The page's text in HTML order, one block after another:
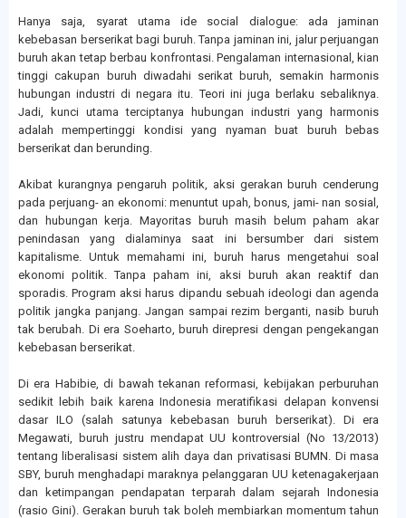
Hanya saja, syarat utama ide social dialogue: ada jaminan
kebebasan berserikat bagi buruh. Tanpa jaminan ini, jalur perjuangan
buruh akan tetap berbau konfrontasi. Pengalaman internasional, kian
tinggi cakupan buruh diwadahi serikat buruh, semakin harmonis
hubungan industri di negara itu. Teori ini juga berlaku sebaliknya.
Jadi, kunci utama terciptanya hubungan industri yang harmonis
adalah mempertinggi kondisi yang nyaman buat buruh bebas
berserikat dan berunding.
Akibat kurangnya pengaruh politik, aksi gerakan buruh cenderung
pada perjuang- an ekonomi: menuntut upah, bonus, jami- nan sosial,
dan hubungan kerja. Mayoritas buruh masih belum paham akar
penindasan yang dialaminya saat ini bersumber dari sistem
kapitalisme. Untuk memahami ini, buruh harus mengetahui soal
ekonomi politik. Tanpa paham ini, aksi buruh akan reaktif dan
sporadis. Program aksi harus dipandu sebuah ideologi dan agenda
politik jangka panjang. Jangan sampai rezim berganti, nasib buruh
tak berubah. Di era Soeharto, buruh direpresi dengan pengekangan
kebebasan berserikat.
Di era Habibie, di bawah tekanan reformasi, kebijakan perburuhan
sedikit lebih baik karena Indonesia meratifikasi delapan konvensi
dasar ILO (salah satunya kebebasan buruh berserikat). Di era
Megawati, buruh justru mendapat UU kontroversial (No 13/2013)
tentang liberalisasi sistem alih daya dan privatisasi BUMN. Di masa
SBY, buruh menghadapi maraknya pelanggaran UU ketenagakerjaan
dan ketimpangan pendapatan terparah dalam sejarah Indonesia
(rasio Gini). Gerakan buruh tak boleh membiarkan momentum tahun